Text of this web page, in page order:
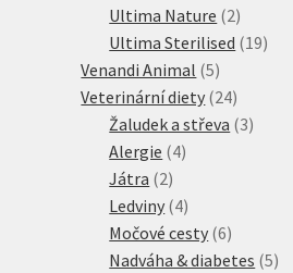
Ultima Nature 22
produkty
Ultima Sterilised 1919
Venandi Animal 55
produktů
Veterinární diety 2424
produktů
Žaludek a střeva 33
Alergie 44
Játra 22
produkty
Ledviny 44
produkty
Močové cesty 66
produktů
Nadváha & diabetes 55